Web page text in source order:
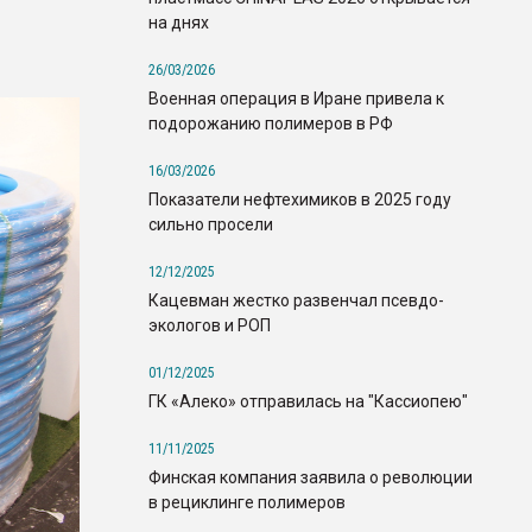
на днях
26/03/2026
Военная операция в Иране привела к
подорожанию полимеров в РФ
16/03/2026
Показатели нефтехимиков в 2025 году
сильно просели
12/12/2025
Кацевман жестко развенчал псевдо-
экологов и РОП
01/12/2025
ГК «Алеко» отправилась на "Кассиопею"
11/11/2025
Финская компания заявила о революции
в рециклинге полимеров